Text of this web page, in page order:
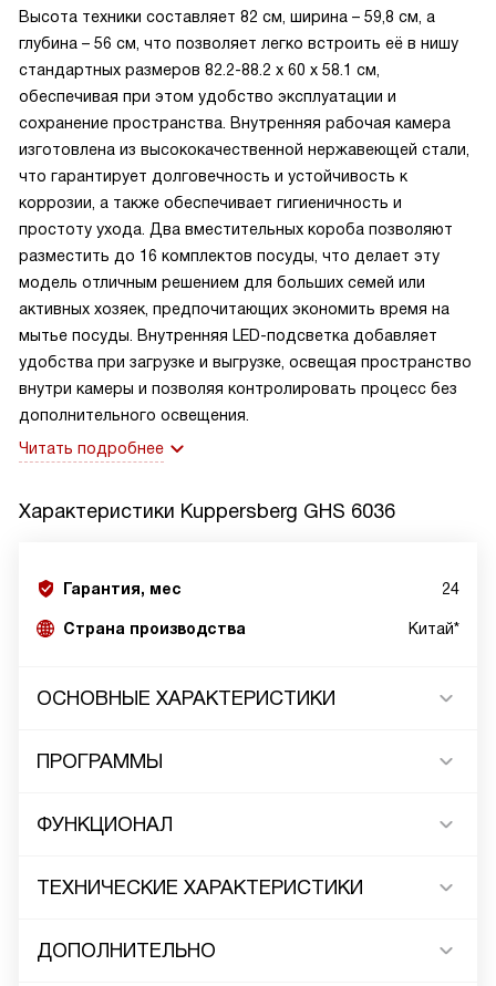
Высота техники составляет 82 см, ширина – 59,8 см, а
глубина – 56 см, что позволяет легко встроить её в нишу
стандартных размеров 82.2-88.2 х 60 х 58.1 см,
обеспечивая при этом удобство эксплуатации и
сохранение пространства. Внутренняя рабочая камера
изготовлена из высококачественной нержавеющей стали,
что гарантирует долговечность и устойчивость к
коррозии, а также обеспечивает гигиеничность и
простоту ухода. Два вместительных короба позволяют
разместить до 16 комплектов посуды, что делает эту
модель отличным решением для больших семей или
активных хозяек, предпочитающих экономить время на
мытье посуды. Внутренняя LED-подсветка добавляет
удобства при загрузке и выгрузке, освещая пространство
внутри камеры и позволяя контролировать процесс без
дополнительного освещения.
Читать подробнее
Характеристики Kuppersberg GHS 6036
Гарантия, мес 24
Страна производства Китай*
ОСНОВНЫЕ ХАРАКТЕРИСТИКИ
ПРОГРАММЫ
ФУНКЦИОНАЛ
ТЕХНИЧЕСКИЕ ХАРАКТЕРИСТИКИ
ДОПОЛНИТЕЛЬНО